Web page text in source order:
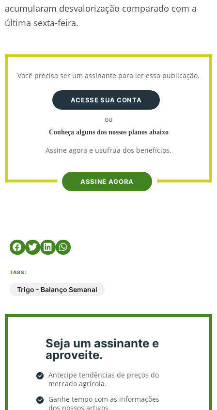
acumularam desvalorização comparado com a
última sexta-feira.
Você precisa ser um assinante para ler essa publicação.
ACESSE SUA CONTA
ou
Conheça alguns dos nossos planos abaixo
Assine agora e usufrua dos benefícios.
ASSINE AGORA
TAGS:
Trigo - Balanço Semanal
Seja um assinante e
aproveite.
Antecipe tendências de preços do
mercado agrícola.
Ganhe tempo com as informações
dos nossos artigos.